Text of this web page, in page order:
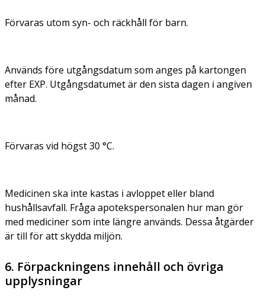
Förvaras utom syn- och räckhåll för barn.
Används före utgångsdatum som anges på kartongen
efter EXP. Utgångsdatumet är den sista dagen i angiven
månad.
Förvaras vid högst 30 °C.
Medicinen ska inte kastas i avloppet eller bland
hushållsavfall. Fråga apotekspersonalen hur man gör
med mediciner som inte längre används. Dessa åtgärder
är till för att skydda miljön.
6. Förpackningens innehåll och övriga
upplysningar